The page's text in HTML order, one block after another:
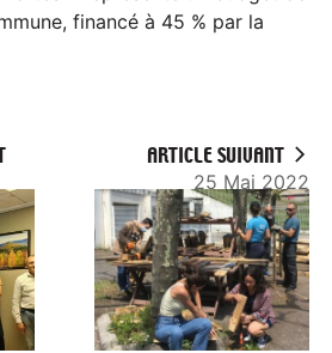
financé à 45 % par la
ARTICLE SUIVANT
25 Mai 2022